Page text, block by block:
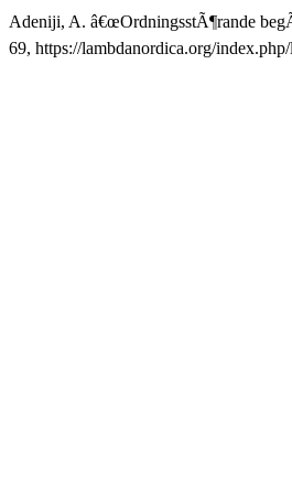
Adeniji, A. â€œOrdningsstÃ¶rande
69, https://lambdanordica.org/